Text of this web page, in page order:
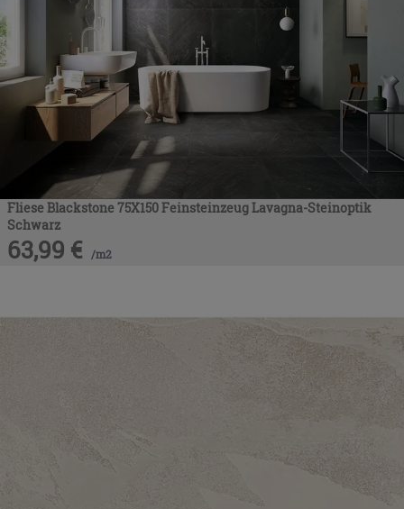
Fliese Blackstone 75X150 Feinsteinzeug Lavagna-Steinoptik
Schwarz
63,99 € /m2